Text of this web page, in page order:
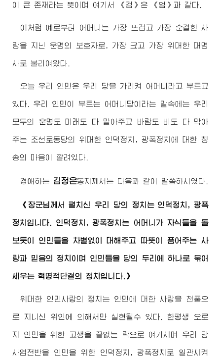
이 큰 존재라는 뜻이며 여기서 《검》은 《엄》과 같다.
이처럼 예로부터 어머니는 가장 뜨겁고 가장 순결한 사
랑을 지닌 운명의 보호자로, 가장 크고 가장위대한 대명
사로 불리여왔다.
오늘 우리 인민은 우리 당을 가리켜 어머니라고 부르고
있다. 우리 인민이 부르는 어머니당이라는 말속에는 우리
모두의 운명도 미래도 다 맡아주고 바람도 비도 다 막아
주는 조선로동당의 위대한 인덕정치, 광폭정치에 대한 칭
송의 마음이 깔려있다.
경애하는 김정은동지께서 는 다음과 같이 말씀하시였다.
《 장군님께서 펼치신 우리 당의 정치는 인덕정치, 광폭
정치입니다. 인덕정치, 광폭정치는 어머니가 자식들을 돌
보듯이 인민들을 차별없이 대해주고 따뜻이 품어주는 사
랑과 믿음의 정치이며 인민들을 당의 두리에 하나로 묶어
세우는 혁명적단결의 정치입니다.》
위대한 인민사랑의 정치는 인민에 대한 사랑을 천품으
로 지니신 위인에 의해서만 실현될수 있다. 한평생 오로
지 인민을 위한 고생을 끝없는 락으로 여기시며 우리 당
사업전반을 인민을 위한 인덕정치, 광폭정치로 일관시켜